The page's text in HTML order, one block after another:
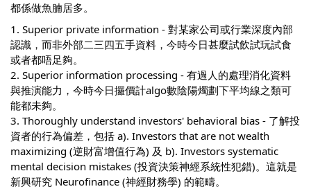
都係做魚腩居多。
1. Superior private information - 對某家公司或行業深度內部
認識，而非外部二三四五手資料，今時今日甚麼試飲試玩試食
或者都唔足夠。
2. Superior information processing - 有過人的處理消化資料
與推演能力，今時今日攞價計algo數陰陽燭劃下平均線之類可
能都未夠。
3. Thoroughly understand investors' behavioral bias - 了解投
資者的行為偏差，包括 a). Investors that are not wealth
maximizing (逆財富增值行為) 及 b). Investors systematic
mental decision mistakes (投資決策神經系統性犯錯)。這就是
新興研究 Neurofinance (神經財務學) 的範疇。